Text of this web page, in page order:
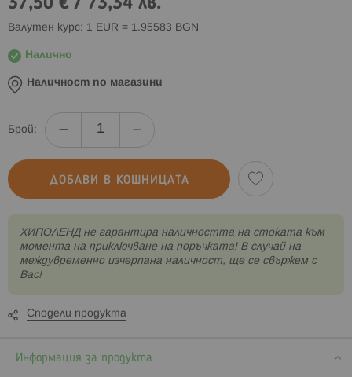
37,50 € / 73,34 лв.
Валутен курс: 1 EUR = 1.95583 BGN
Налично
Наличност по магазини
Брой:
ДОБАВИ В КОШНИЦАТА
XИПОЛЕНД не гарантира наличността на стоката към
момента на приключване на поръчката! В случай на
междувременно изчерпана наличност, ще се свържем с
Вас!
Сподели продукта
Информация за продукта